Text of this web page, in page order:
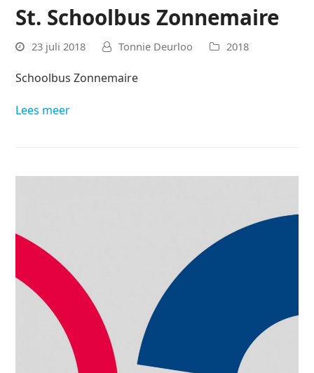
St. Schoolbus Zonnemaire
23 juli 2018 Tonnie Deurloo 2018
Schoolbus Zonnemaire
Lees meer